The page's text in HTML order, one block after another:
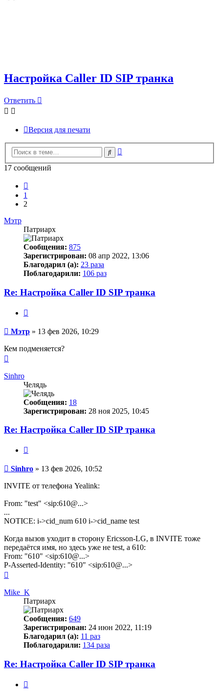
Настройка Caller ID SIP транка
Ответить
Версия для печати
Поиск
17 сообщений
1
2
Мэтр
Патриарх
Сообщения: 875
Зарегистрирован: 08 апр 2022, 13:06
Благодарил (а): 23 раза
Поблагодарили: 106 раз
Re: Настройка Caller ID SIP транка
Сообщение
Мэтр » 13 фев 2026, 10:29
Кем подменяется?
началу
Sinhro
Челядь
Сообщения: 18
Зарегистрирован: 28 ноя 2025, 10:45
Re: Настройка Caller ID SIP транка
Сообщение
Sinhro » 13 фев 2026, 10:52
INVITE от телефона Yealink:
From: "test" <sip:610@...>
...
NOTICE: i->cid_num 610 i->cid_name test
Когда вызов уходит в сторону Ericsson-LG, в INVITE тоже
передаётся имя, но здесь уже не test, а 610:
From: "610" <sip:610@...>
P-Asserted-Identity: "610" <sip:610@...>
началу
Mike_K
Патриарх
Сообщения: 649
Зарегистрирован: 24 июн 2022, 11:19
Благодарил (а): 11 раз
Поблагодарили: 134 раза
Re: Настройка Caller ID SIP транка